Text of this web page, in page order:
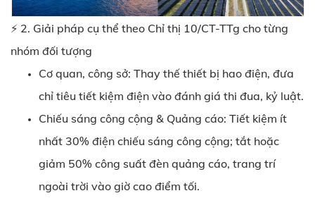
⚡ 2. Giải pháp cụ thể theo Chỉ thị 10/CT-TTg cho từng
nhóm đối tượng
Cơ quan, công sở: Thay thế thiết bị hao điện, đưa
chỉ tiêu tiết kiệm điện vào đánh giá thi đua, kỷ luật.
Chiếu sáng công cộng & Quảng cáo: Tiết kiệm ít
nhất 30% điện chiếu sáng công cộng; tắt hoặc
giảm 50% công suất đèn quảng cáo, trang trí
ngoài trời vào giờ cao điểm tối.